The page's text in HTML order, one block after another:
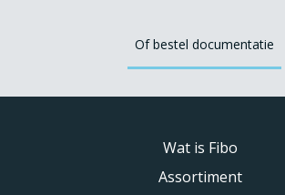
Of bestel documentatie
Wat is Fibo
Assortiment